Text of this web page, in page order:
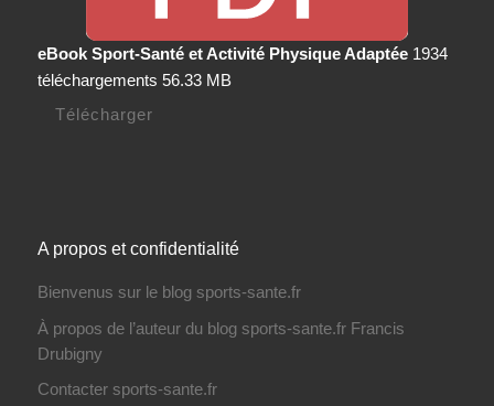
eBook Sport-Santé et Activité Physique Adaptée 1934
téléchargements 56.33 MB
Télécharger
A propos et confidentialité
Bienvenus sur le blog sports-sante.fr
À propos de l’auteur du blog sports-sante.fr Francis
Drubigny
Contacter sports-sante.fr